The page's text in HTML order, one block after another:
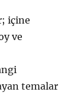
içine
ve
temalar